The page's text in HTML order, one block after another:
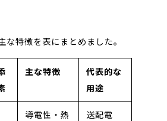
な特徴を表にまとめました。
主な特徴
代表的な
用途
導電性・熱
送配電